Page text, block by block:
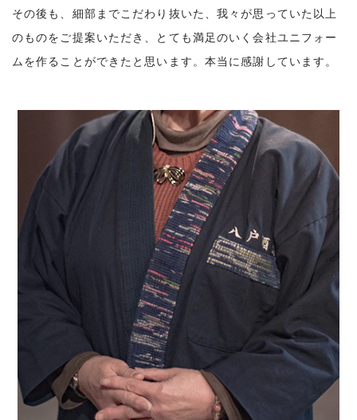
その後も、細部までこだわり抜いた、我々が思っていた以上
のものをご提案いただき、とても満足のいく会社ユニフォー
ムを作ることができたと思います。本当に感謝しています。